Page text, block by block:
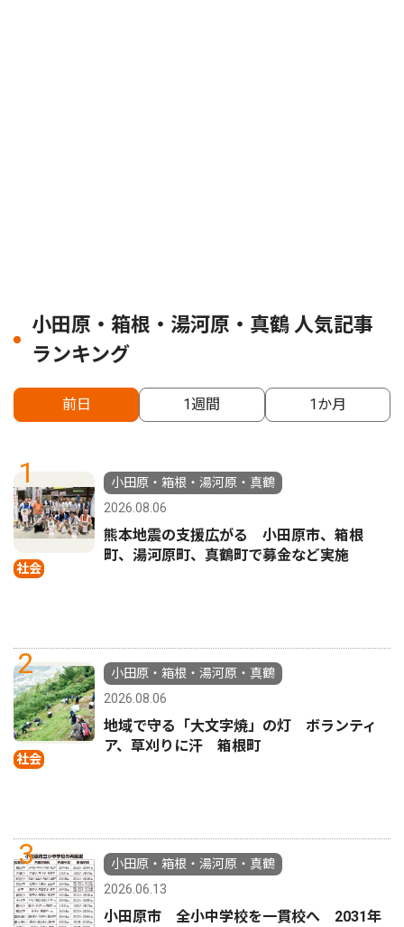
小田原・箱根・湯河原・真鶴 人気記事
ランキング
前日 1週間 1か月
1
社会
小田原・箱根・湯河原・真鶴
2026.08.06
熊本地震の支援広がる 小田原市、箱根
町、湯河原町、真鶴町で募金など実施
2
社会
小田原・箱根・湯河原・真鶴
2026.08.06
地域で守る「大文字焼」の灯 ボランティ
ア、草刈りに汗 箱根町
3
小田原・箱根・湯河原・真鶴
2026.06.13
小田原市 全小中学校を一貫校へ 2031年